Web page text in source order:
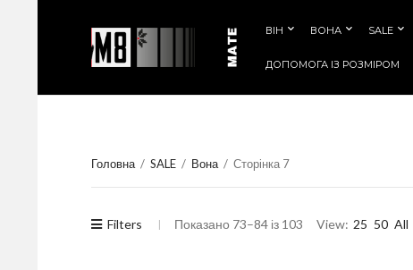
ВІН ВОНА SALE
ДОПОМОГА IЗ РОЗМIРОМ
Головна / SALE / Вона / Сторінка 7
Filters Показано 73–84 із 103 View: 25 50 All